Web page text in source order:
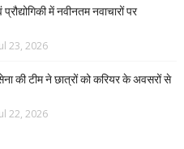
में नवीनतम नवाचारों पर
23, 2026
की टीम ने छात्रों को करियर के अवसरों से
22, 2026